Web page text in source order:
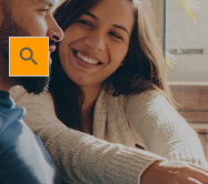
Sökknapp